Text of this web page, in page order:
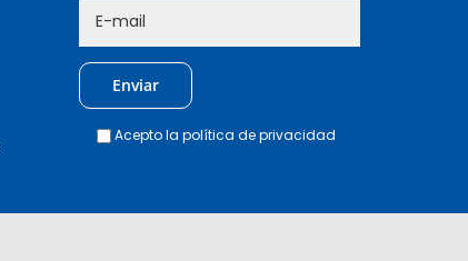
Acepto la política de privacidad